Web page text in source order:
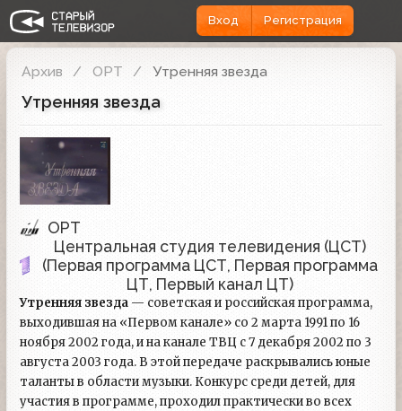
Вход Регистрация
Архив ОРТ Утренняя звезда
Утренняя звезда
ОРТ
Центральная студия телевидения (ЦСТ)
(Первая программа ЦСТ, Первая программа
ЦТ, Первый канал ЦТ)
Утренняя звезда — советская и российская программа,
выходившая на «Первом канале» со 2 марта 1991 по 16
ноября 2002 года, и на канале ТВЦ с 7 декабря 2002 по 3
августа 2003 года. В этой передаче раскрывались юные
таланты в области музыки. Конкурс среди детей, для
участия в программе, проходил практически во всех